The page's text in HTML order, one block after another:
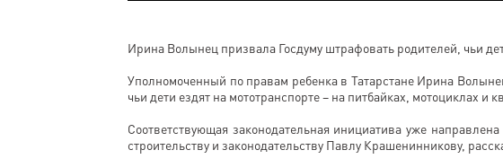
Ирина Волынец призвала Госдуму штрафовать родителей, чьи
Уполномоченный по правам ребенка в Татарстане Ирина
чьи дети ездят на мототранспорте – на питбайках, мотоциклах и
Соответствующая законодательная инициатива уже
строительству и законодательству Павлу Крашенинникову,